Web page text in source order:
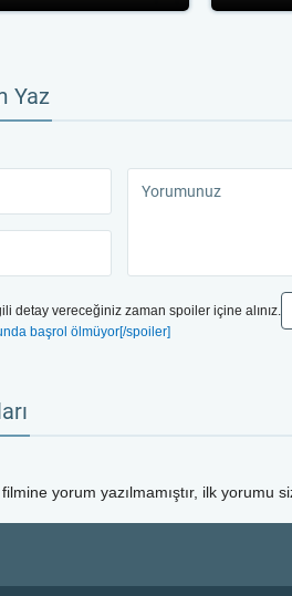
Yaz
detay vereceğiniz zaman spoiler içine alınız.
başrol ölmüyor[/spoiler]
filmine yorum yazılmamıştır, ilk yorumu